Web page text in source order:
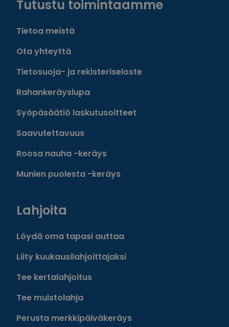
Tutustu toimintaamme
Tietoa meistä
Ota yhteyttä
Tietosuoja- ja rekisteriseloste
Rahankeräyslupa
Syöpäsäätiö laskutusoitteet
Saavutettavuus
Roosa nauha -keräys
Munien puolesta -keräys
Lahjoita
Löydä oma tapasi auttaa
Liity kuukausilahjoittajaksi
Tee kertalahjoitus
Tee muistolahja
Perusta merkkipäiväkeräys